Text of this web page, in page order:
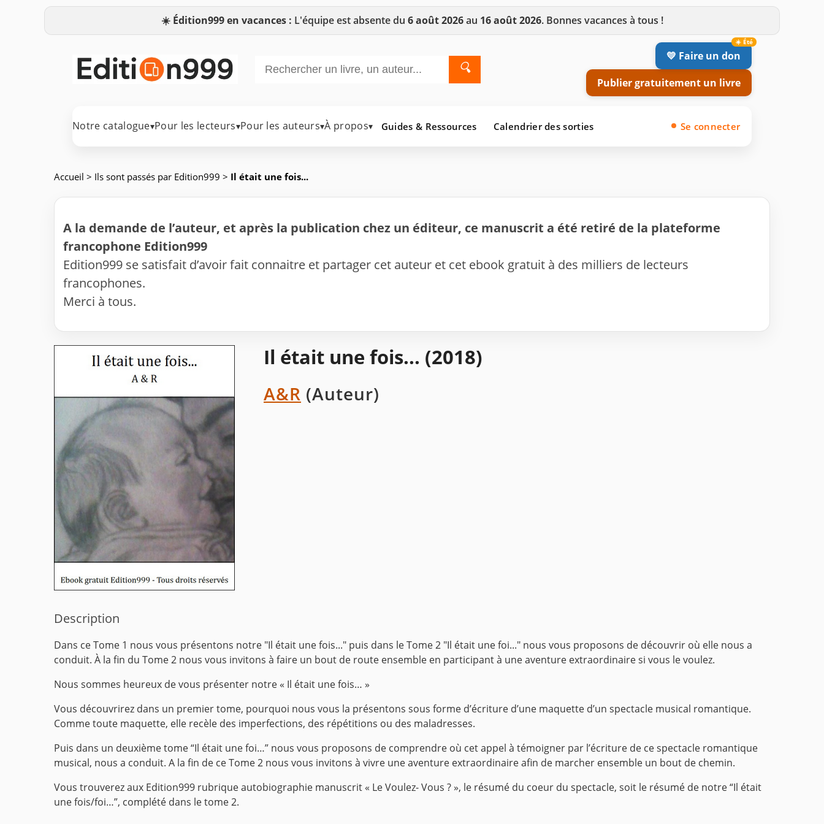
☀️ Édition999 en vacances : L'équipe est absente du 6 août 2026au 16 août 2026. Bonnes vacances à tous !
🔍
💛 Faire un don
Publier gratuitement un livre
Notre catalogue▾Pour les lecteurs▾Pour les auteurs▾À propos▾ Guides & Ressources Calendrier des sorties Se connecter
Accueil > Ils sont passés par Edition999 > Il était une fois...
A la demande de l’auteur, et après la publication chez un éditeur, ce manuscrit a été retiré de la plateforme
francophone Edition999
Edition999 se satisfait d’avoir fait connaitre et partager cet auteur et cet ebook gratuit à des milliers de lecteurs
francophones.
Merci à tous.
Il était une fois... (2018)
A&R (Auteur)
Description
Dans ce Tome 1 nous vous présentons notre "Il était une fois..." puis dans le Tome 2 "Il était une foi..." nous vous proposons de découvrir où elle nous a
conduit. À la fin du Tome 2 nous vous invitons à faire un bout de route ensemble en participant à une aventure extraordinaire si vous le voulez.
Nous sommes heureux de vous présenter notre « Il était une fois… »
Vous découvrirez dans un premier tome, pourquoi nous vous la présentons sous forme d’écriture d’une maquette d’un spectacle musical romantique.
Comme toute maquette, elle recèle des imperfections, des répétitions ou des maladresses.
Puis dans un deuxième tome “Il était une foi…” nous vous proposons de comprendre où cet appel à témoigner par l’écriture de ce spectacle romantique
musical, nous a conduit. A la fin de ce Tome 2 nous vous invitons à vivre une aventure extraordinaire afin de marcher ensemble un bout de chemin.
Vous trouverez aux Edition999 rubrique autobiographie manuscrit « Le Voulez- Vous ? », le résumé du coeur du spectacle, soit le résumé de notre “Il était
une fois/foi…”, complété dans le tome 2.